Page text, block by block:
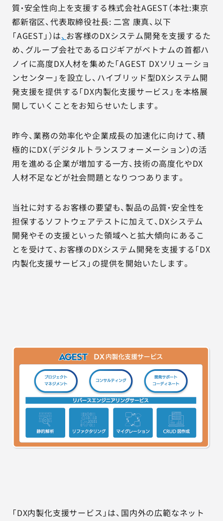
品質コラム
会社情報
サービス詳細資料 見積・お問い合わせ
サービスお問い合わせ専用番号
（平日9:30〜18:00）
※その他のご連絡は 03-5333-1246
質・安全性向上を支援する株式会社AGEST（本社:東京
都新宿区、代表取締役社長: 二宮 康真、以下
「AGEST」）は、 お客様のDXシステム開発を支援するた
め、グループ会社であるロジギアがベトナムの首都ハ
ノイに高度DX人材を集めた「AGEST DXソリューショ
ンセンター」を設立し、ハイブリッド型DXシステム開
発支援を提供する「DX内製化支援サービス」を本格展
開していくことをお知らせいたします。
昨今、業務の効率化や企業成長の加速化に向けて、積
極的にDX（デジタルトランスフォーメーション）の活
用を進める企業が増加する一方、技術の高度化やDX
人材不足などが社会問題となりつつあります。
当社に対するお客様の要望も、製品の品質・安全性を
担保するソフトウェアテストに加えて、DXシステム
開発やその支援といった領域へと拡大傾向にあるこ
とを受けて、お客様のDXシステム開発を支援する「DX
内製化支援サービス」の提供を開始いたします。
「DX内製化支援サービス」は、国内外の広範なネット